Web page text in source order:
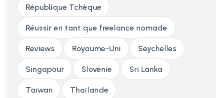
République Tchèque
Réussir en tant que freelance nomade
Reviews Royaume-Uni Seychelles
Singapour Slovénie Sri Lanka
Taïwan Thaïlande